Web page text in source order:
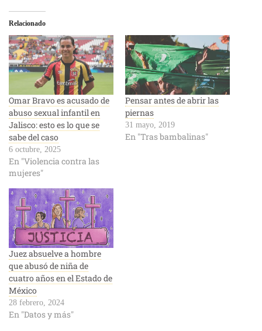
Relacionado
Omar Bravo es acusado de
abuso sexual infantil en
Jalisco: esto es lo que se
sabe del caso
6 octubre, 2025
En "Violencia contra las
mujeres"
Pensar antes de abrir las
piernas
31 mayo, 2019
En "Tras bambalinas"
Juez absuelve a hombre
que abusó de niña de
cuatro años en el Estado de
México
28 febrero, 2024
En "Datos y más"